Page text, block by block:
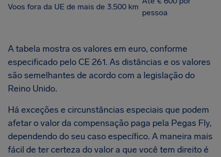
Voos fora da UE de mais de 3.500 km
pessoa
A tabela mostra os valores em euro, conforme
especificado pelo CE 261. As distâncias e os valores
são semelhantes de acordo com a legislação do
Reino Unido.
Há exceções e circunstâncias especiais que podem
afetar o valor da compensação paga pela Pegas Fly,
dependendo do seu caso específico. A maneira mais
fácil de ter certeza do valor a que você tem direito é